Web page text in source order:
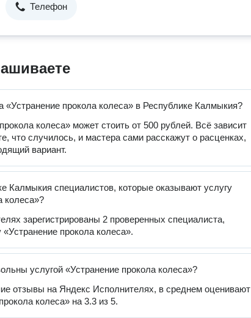
Телефон
«Устранение прокола колеса» в Республике Калмыкия?
колеса» может стоить от 500 рублей. Всё зависит
что случилось, и мастера сами расскажут о расценках,
вариант.
Калмыкия специалистов, которые оказывают услугу
колеса»?
зарегистрированы 2 проверенных специалиста,
прокола колеса».
услугой «Устранение прокола колеса»?
отзывы на Яндекс Исполнителях, в среднем оценивают
колеса» на 3.3 из 5.